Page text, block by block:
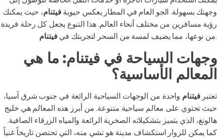
وجهتك بسهولة. الجو العام في المطار يعكس حيوية فيتنام، حيث يمكنك
رؤية مسافرين من مختلف أنحاء العالم. هذا التنوع يجعل كل رحلة فريدة
من نوعها، مما يضيف لمسة من السحر لتجربتك في فيتنام .
وجهات السياحة في فيتنام: ما هي
المعالم الأساسية؟
تعتبر فيتنام واحدة من الوجهات السياحية الرائعة في جنوب شرق آسيا،
حيث تحتوي على معالم سياحية متنوعة. من أبرز هذه المعالم هي خليج
هالونغ، الذي يتميز بتشكيلاته الصخرية الرائعة والمياه الزرقاء الصافية.
كما يمكن للزوار استكشاف مدينة هو تشي منه، التي تحتضن تاريخاً غنياً